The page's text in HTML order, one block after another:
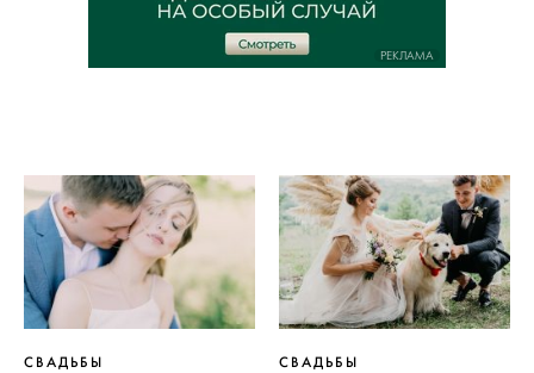
РЕКЛАМА
СВАДЬБЫ СВАДЬБЫ